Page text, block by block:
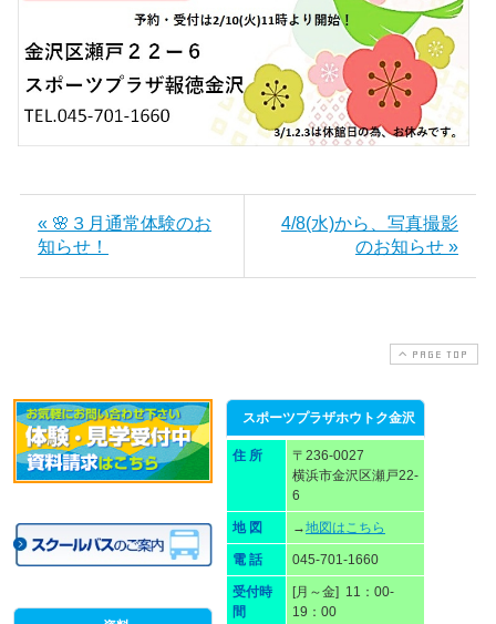
« 🌸３月通常体験のお
知らせ！
4/8(水)から、写真撮影
のお知らせ »
PAGE TOP
スポーツプラザホウトク金沢
住 所
〒236-0027
横浜市金沢区瀬戸22-
6
地 図 →地図はこちら
電 話 045-701-1660
受付時
間
[月～金] 11：00-
19：00